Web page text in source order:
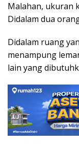
Malahan, ukuran
Didalam dua
Didalam ruang
menampung
lain yang